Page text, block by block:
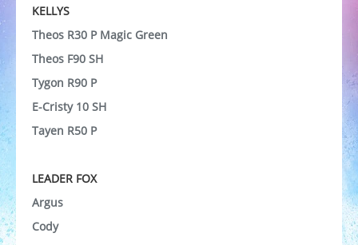
KELLYS
Theos R30 P Magic Green
Theos F90 SH
Tygon R90 P
E-Cristy 10 SH
Tayen R50 P
LEADER FOX
Argus
Cody